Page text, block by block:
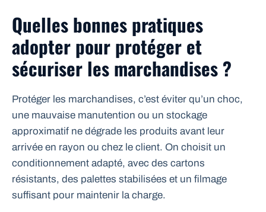
Quelles bonnes pratiques
adopter pour protéger et
sécuriser les marchandises ?
Protéger les marchandises, c’est éviter qu’un choc,
une mauvaise manutention ou un stockage
approximatif ne dégrade les produits avant leur
arrivée en rayon ou chez le client. On choisit un
conditionnement adapté, avec des cartons
résistants, des palettes stabilisées et un filmage
suffisant pour maintenir la charge.